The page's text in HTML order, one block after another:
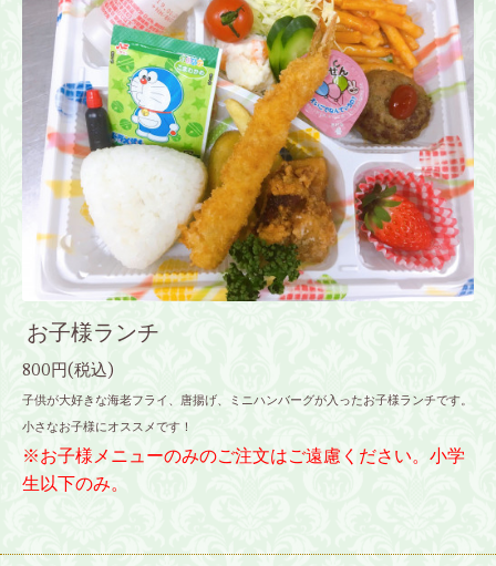
お子様ランチ
800円(税込)
子供が大好きな海老フライ、唐揚げ、ミニハンバーグが入ったお子様ランチです。
小さなお子様にオススメです！
※お子様メニューのみのご注文はご遠慮ください。小学
生以下のみ。